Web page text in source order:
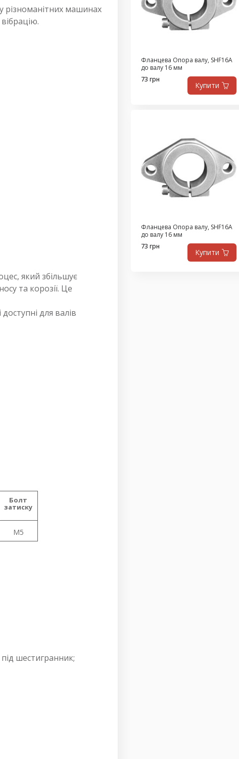
різноманітних машинах
який збільшує
та корозії. Це
для валів
Болт
затиску
M5
шестигранник;
Фланцева Опора валу, SHF16A
до валу 16 мм
73 грн
Купити
Фланцева Опора валу, SHF16A
до валу 16 мм
73 грн
Купити